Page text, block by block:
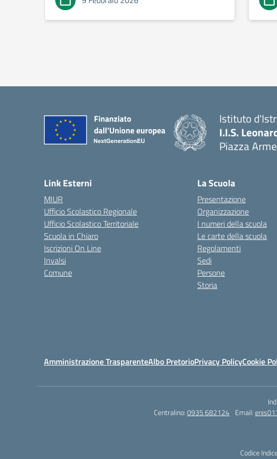
Istituto
I.I.S.
Piazza
Link Esterni
MIUR
Ufficio Scolastico Regionale
Ufficio Scolastico Territoriale
Scuola in Chiaro
Iscrizioni On Line
Invalsi
Comune
La Scuola
Presentazione
Organizzazione
I numeri della scuola
Le carte della scuola
Regolamenti
Sedi
Persone
Storia
Amministrazione TrasparenteAlbo PretorioPrivacy PolicyCookie
Centralino:0935 682124 Email:
Codice